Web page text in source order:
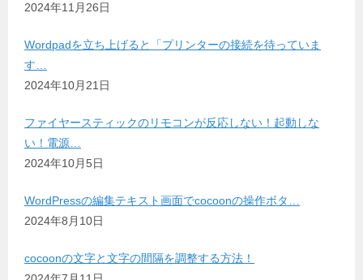
2024年11月26日
Wordpadを立ち上げると「プリンターの接続を待っていま
す…
2024年10月21日
ファイヤースティックのリモコンが反応しない！起動しな
い！電源…
2024年10月5日
WordPressの編集テキスト画面でcocoonの操作ボタ…
2024年8月10日
cocoonの文字と文字の間隔を調整する方法！